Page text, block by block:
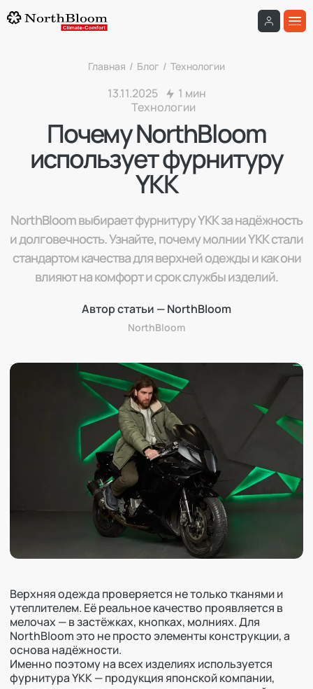
Главная / Блог / Технологии
13.11.2025
1 мин
Технологии
Почему NorthBloom
использует фурнитуру
YKK
NorthBloom выбирает фурнитуру YKK за надёжность
и долговечность. Узнайте, почему молнии YKK стали
стандартом качества для верхней одежды и как они
влияют на комфорт и срок службы изделий.
Автор статьи — NorthBloom
NorthBloom
Верхняя одежда проверяется не только тканями и
утеплителем. Её реальное качество проявляется в
мелочах — в застёжках, кнопках, молниях. Для
NorthBloom это не просто элементы конструкции, а
основа надёжности.
Именно поэтому на всех изделиях используется
фурнитура YKK — продукция японской компании,